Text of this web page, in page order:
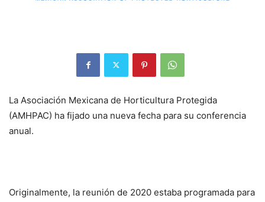
La Asociación Mexicana de Horticultura Protegida
(AMHPAC) ha fijado una nueva fecha para su conferencia
anual.
Originalmente, la reunión de 2020 estaba programada para